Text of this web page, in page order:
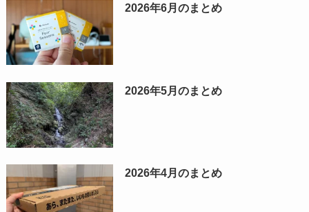
2026年6月のまとめ
2026年5月のまとめ
2026年4月のまとめ